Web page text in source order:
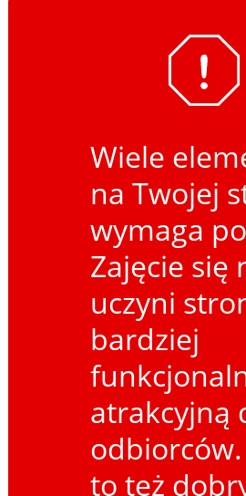
Wiele
na Twojej
wymaga
Zajęcie się
uczyni
bardziej
atrakcyjną
to też